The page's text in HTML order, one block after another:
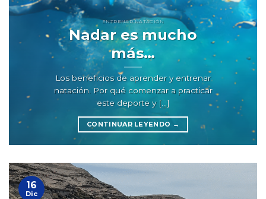
ENTRENAR NATACIÓN
Nadar es mucho
más…
Los beneficios de aprender y entrenar
natación. Por qué comenzar a practicar
este deporte y [...]
CONTINUAR LEYENDO →
16
Dic